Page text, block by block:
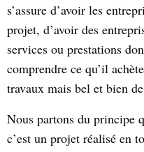
s’assure d’avoir les
projet, d’avoir des
services ou prestations
comprendre ce qu’il
travaux mais bel et bien
Nous partons du principe
c’est un projet réalisé en